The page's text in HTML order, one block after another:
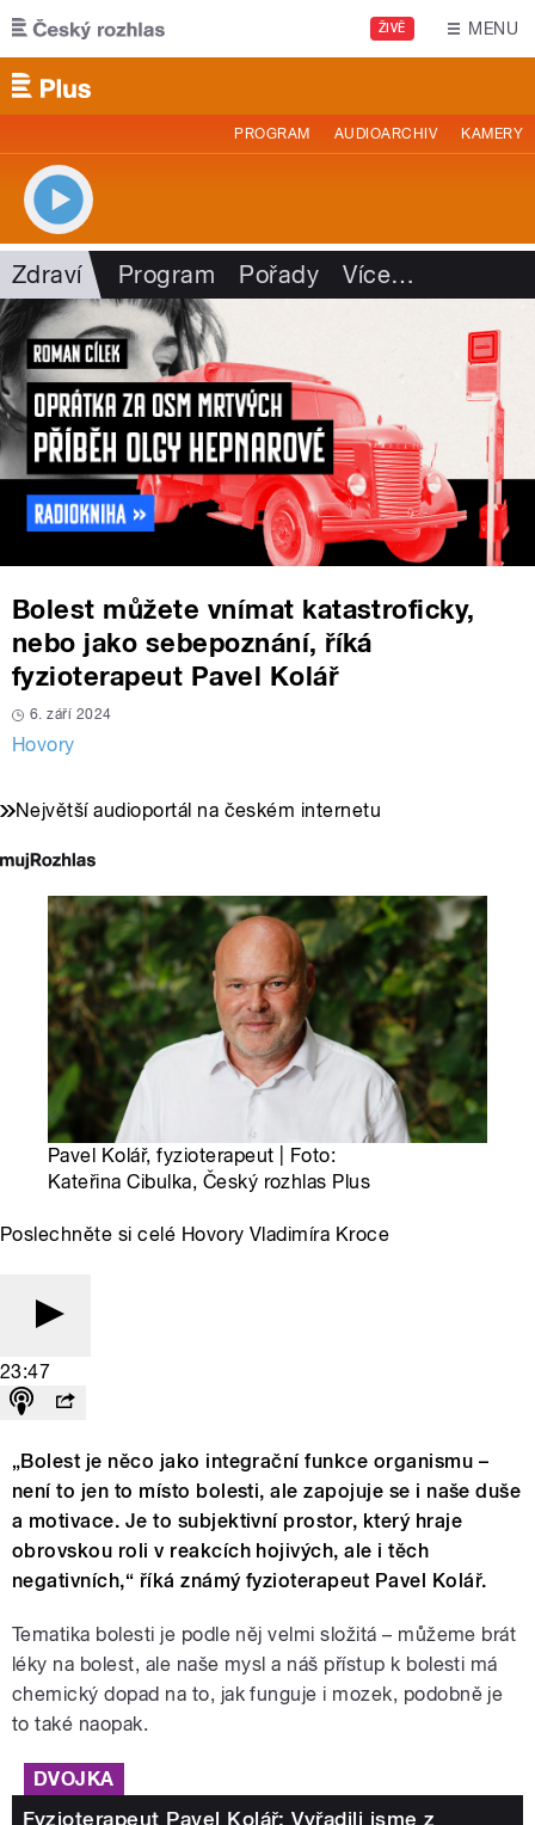
Přejít k hlavnímu obsahu
ŽIVĚ MENU
PROGRAM AUDIOARCHIV KAMERY
Zdraví Program Pořady Více…
Bolest můžete vnímat katastroficky,
nebo jako sebepoznání, říká
fyzioterapeut Pavel Kolář
6. září 2024
Hovory
Největší audioportál na českém internetu
Pavel Kolář, fyzioterapeut | Foto:
Kateřina Cibulka, Český rozhlas Plus
Poslechněte si celé Hovory Vladimíra Kroce
23:47
„Bolest je něco jako integrační funkce organismu –
není to jen to místo bolesti, ale zapojuje se i naše duše
a motivace. Je to subjektivní prostor, který hraje
obrovskou roli v reakcích hojivých, ale i těch
negativních,“ říká známý fyzioterapeut Pavel Kolář.
Tematika bolesti je podle něj velmi složitá – můžeme brát
léky na bolest, ale naše mysl a náš přístup k bolesti má
chemický dopad na to, jak funguje i mozek, podobně je
to také naopak.
DVOJKA
Fyzioterapeut Pavel Kolář: Vyřadili jsme z